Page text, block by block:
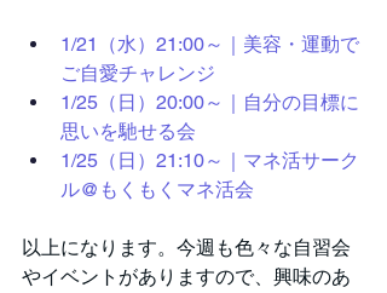
1/21（水）21:00～｜美容・運動で
ご自愛チャレンジ
1/25（日）20:00～｜自分の目標に
思いを馳せる会
1/25（日）21:10～｜マネ活サーク
ル@もくもくマネ活会
以上になります。今週も色々な自習会
やイベントがありますので、興味のあ